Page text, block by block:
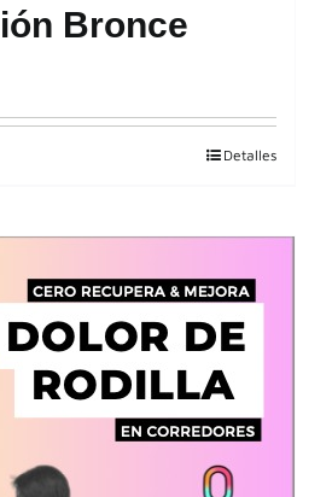
Bronce
Detalles